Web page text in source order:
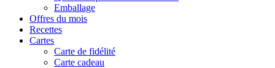
Emballage
Offres du mois
Recettes
Cartes
Carte de fidélité
Carte cadeau